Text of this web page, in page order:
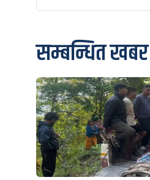
सम्बन्धित खबर